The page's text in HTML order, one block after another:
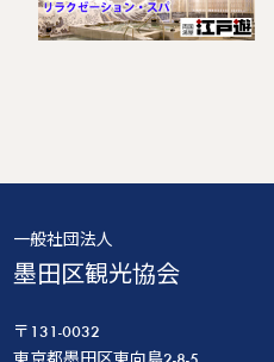
一般社団法人
墨田区観光協会
〒131-0032